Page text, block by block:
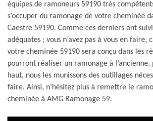
équipes de ramoneurs 59190 très
s’occuper du ramonage de votre cheminée
Caestre 59190. Comme ces derniers ont
adéquates ; vous n’avez pas à vous en faire,
votre cheminée 59190 sera conçu dans les
pourront réaliser un ramonage à
haut, nous les munissons des outillages
faire. Ainsi, n’hésitez plus à remettre le
cheminée à AMG Ramonage 59.